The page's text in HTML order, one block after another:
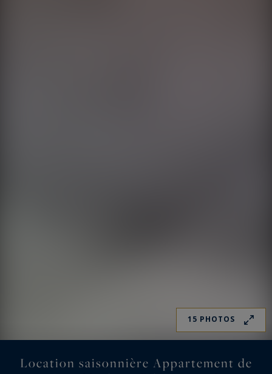
15 PHOTOS
Location saisonnière Appartement de